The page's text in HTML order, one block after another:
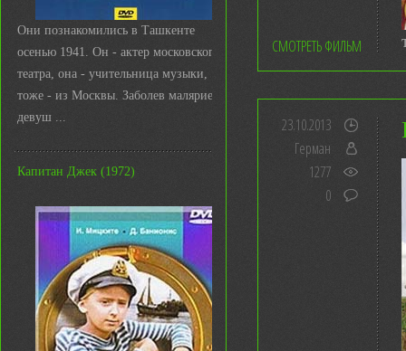
Они познакомились в Ташкенте
осенью 1941. Он - актер московского
театра, она - учительница музыки,
тоже - из Москвы. Заболев малярией,
девуш ...
Капитан Джек (1972)
СМОТРЕТЬ ФИЛЬМ
23.10.2013
Герман
1277
0